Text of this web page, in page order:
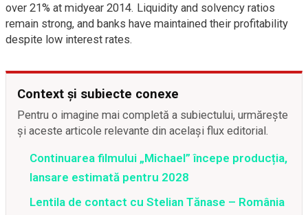
over 21% at midyear 2014. Liquidity and solvency ratios
remain strong, and banks have maintained their profitability
despite low interest rates.
Context și subiecte conexe
Pentru o imagine mai completă a subiectului, urmărește
și aceste articole relevante din același flux editorial.
Continuarea filmului „Michael” începe producția,
lansare estimată pentru 2028
Lentila de contact cu Stelian Tănase – România